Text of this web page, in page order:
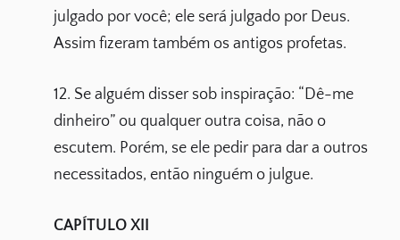
julgado por você; ele será julgado por Deus.
Assim fizeram também os antigos profetas.
12. Se alguém disser sob inspiração: “Dê-me
dinheiro” ou qualquer outra coisa, não o
escutem. Porém, se ele pedir para dar a outros
necessitados, então ninguém o julgue.
CAPÍTULO XII